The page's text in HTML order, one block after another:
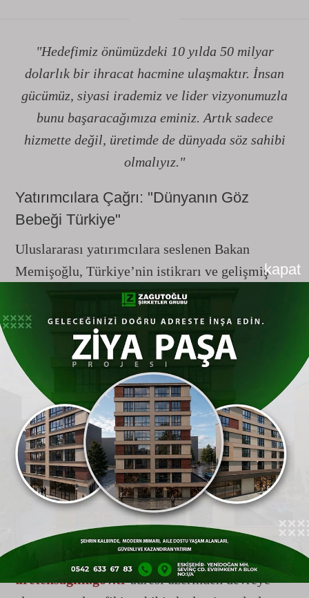
kapat
"Hedefimiz önümüzdeki 10 yılda 50 milyar
dolarlık bir ihracat hacmine ulaşmaktır. İnsan
gücümüz, siyasi irademiz ve lider vizyonumuzla
bunu başaracağımıza eminiz. Artık sadece
hizmette değil, üretimde de dünyada söz sahibi
olmalıyız."
Yatırımcılara Çağrı: "Dünyanın Göz
Bebeği Türkiye"
Uluslararası yatırımcılara seslenen Bakan
Memişoğlu, Türkiye’nin istikrarı ve gelişmiş
demokrasisiyle yatırım için en güvenli liman
olduğunu vurguladı. Proje kapsamında
Türkiye’ye güvenerek yatırım yapan ve teknoloji
transferini kabul eden iki yabancı ortak firmaya
teşekkür eden Memişoğlu, bu ortaklıkların
Türkiye’nin küresel paydaşlık gücünü
gösterdiğini belirtti.
Bilimden Ürüne: "Üreten Sağlık Portalı"
Bakan Memişoğlu, bilim insanlarının fikirlerini
ticarileştirmek ve bir üretim ekosistemi
oluşturmak amacıyla TÜSEB koordinasyonunda
hayata geçirilen dijital platformu da tanıttı.
uretensaglik.gov.tradresi üzerinden devreye